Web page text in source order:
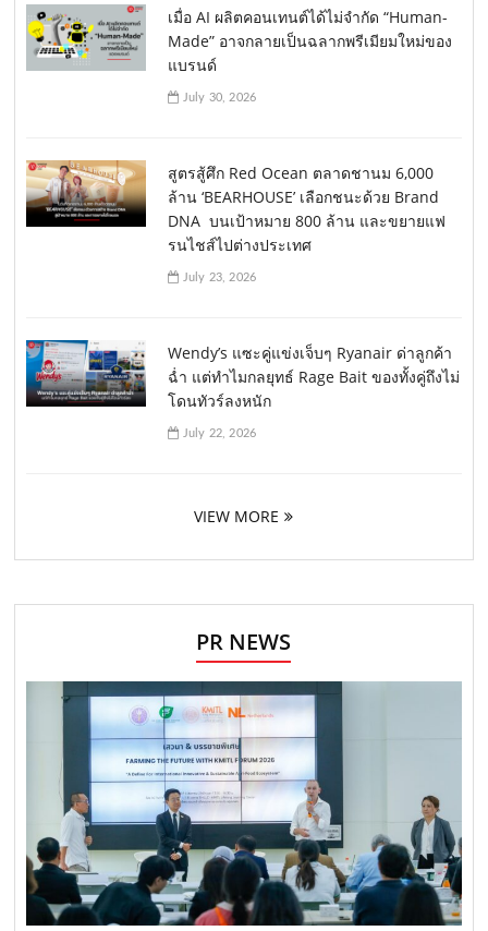
เมื่อ AI ผลิตคอนเทนต์ได้ไม่จำกัด “Human-
Made” อาจกลายเป็นฉลากพรีเมียมใหม่ของ
แบรนด์
July 30, 2026
สูตรสู้ศึก Red Ocean ตลาดชานม 6,000
ล้าน ‘BEARHOUSE’ เลือกชนะด้วย Brand
DNA บนเป้าหมาย 800 ล้าน และขยายแฟ
รนไชส์ไปต่างประเทศ
July 23, 2026
Wendy’s แซะคู่แข่งเจ็บๆ Ryanair ด่าลูกค้า
ฉ่ำ แต่ทำไมกลยุทธ์ Rage Bait ของทั้งคู่ถึงไม่
โดนทัวร์ลงหนัก
July 22, 2026
VIEW MORE
PR NEWS